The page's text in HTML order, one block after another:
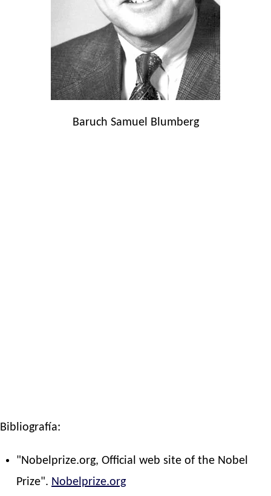
Baruch Samuel Blumberg
Bibliografía:
"Nobelprize.org, Official web site of the Nobel
Prize". Nobelprize.org